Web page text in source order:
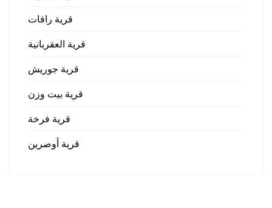
قرية رافات
قرية العقربانية
قرية جوريش
قرية بيت وزن
قرية فرخة
قرية أوصرين